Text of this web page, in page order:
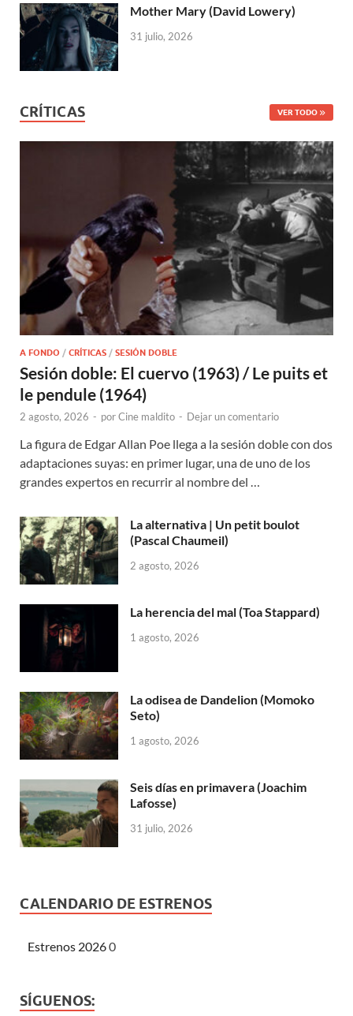
Mother Mary (David Lowery)
31 julio, 2026
CRÍTICAS VER TODO
A FONDO / CRÍTICAS / SESIÓN DOBLE
Sesión doble: El cuervo (1963) / Le puits et
le pendule (1964)
2 agosto, 2026 - porCine maldito - Dejar un comentario
La figura de Edgar Allan Poe llega a la sesión doble con dos
adaptaciones suyas: en primer lugar, una de uno de los
grandes expertos en recurrir al nombre del …
La alternativa | Un petit boulot
(Pascal Chaumeil)
2 agosto, 2026
La herencia del mal (Toa Stappard)
1 agosto, 2026
La odisea de Dandelion (Momoko
Seto)
1 agosto, 2026
Seis días en primavera (Joachim
Lafosse)
31 julio, 2026
CALENDARIO DE ESTRENOS
Estrenos 20260
SÍGUENOS: